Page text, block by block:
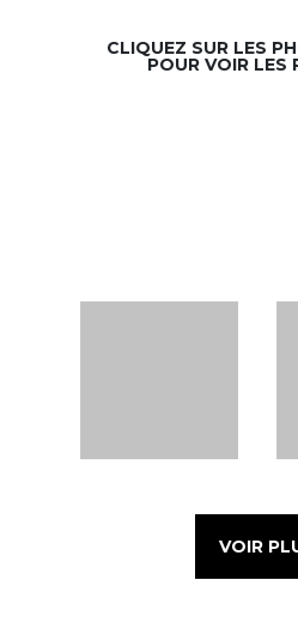
CLIQUEZ SUR LES
POUR VOIR LES
VOIR